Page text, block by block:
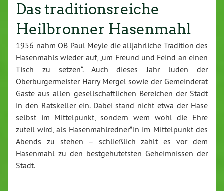
Das traditionsreiche
Heilbronner Hasenmahl
1956 nahm OB Paul Meyle die alljährliche Tradition des
Hasenmahls wieder auf, „um Freund und Feind an einen
Tisch zu setzen“. Auch dieses Jahr luden der
Oberbürgermeister Harry Mergel sowie der Gemeinderat
Gäste aus allen gesellschaftlichen Bereichen der Stadt
in den Ratskeller ein. Dabei stand nicht etwa der Hase
selbst im Mittelpunkt, sondern wem wohl die Ehre
zuteil wird, als Hasenmahlredner*in im Mittelpunkt des
Abends zu stehen – schließlich zählt es vor dem
Hasenmahl zu den bestgehütetsten Geheimnissen der
Stadt.